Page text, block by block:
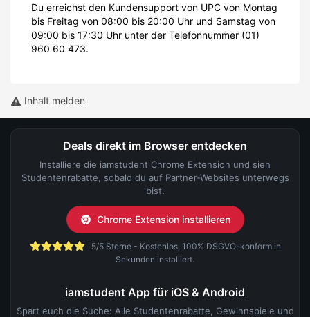
Du erreichst den Kundensupport von UPC von Montag
bis Freitag von 08:00 bis 20:00 Uhr und Samstag von
09:00 bis 17:30 Uhr unter der Telefonnummer (01)
960 60 473.
Inhalt melden
Deals direkt im Browser entdecken
Installiere die iamstudent Chrome Extension und sieh
Studentenrabatte, sobald du auf Partner-Websites unterwegs
bist.
Chrome Extension installieren
5/5 Sterne - Kostenlos, 100% DSGVO-konform in
Sekunden installiert.
iamstudent App für iOS & Android
Spart euch die Suche: Alle Studentenrabatte, Gewinnspiele und